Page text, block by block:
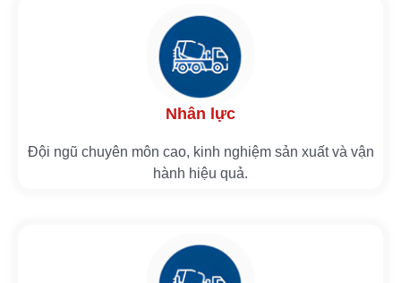
Nhân lực
Đội ngũ chuyên môn cao, kinh nghiệm sản xuất và vận
hành hiệu quả.